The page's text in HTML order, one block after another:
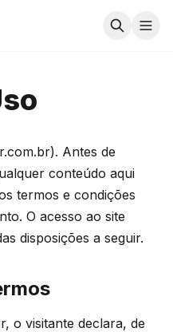
Antes de
conteúdo aqui
termos e condições
O acesso ao site
disposições a seguir.
o visitante declara, de